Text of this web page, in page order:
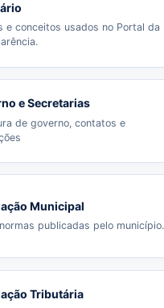
e conceitos usados no Portal da
e Secretarias
de governo, contatos e
Municipal
publicadas pelo município.
Tributária